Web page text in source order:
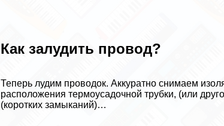
Как залудить провод?
Теперь лудим проводок. Аккуратно снимаем
расположения термоусадочной трубки, (или
(коротких замыканий)…